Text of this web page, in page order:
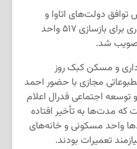
توافق دولت‌های اتاوا و
کبک، بودجه‌ای ۱۰۰ میلیون دلاری برای بازسازی ۵۱۷ واحد
و مسکن کبک روز
مجازی با حضور احمد
توسعه اجتماعی فدرال اعلام
که مدت‌ها به تأخیر افتاده
واحد مسکونی و خانه‌های
تعمیرات بودند.